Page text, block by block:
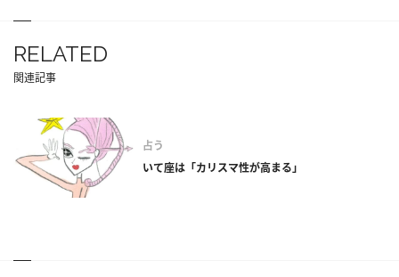
RELATED
関連記事
占う
いて座は「カリスマ性が高まる」